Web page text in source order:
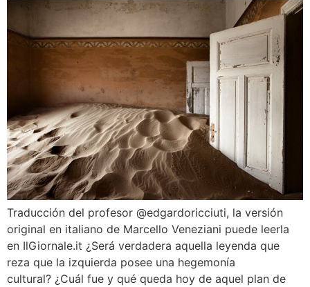
Traducción del profesor @edgardoricciuti, la versión
original en italiano de Marcello Veneziani puede leerla
en IlGiornale.it ¿Será verdadera aquella leyenda que
reza que la izquierda posee una hegemonía
cultural? ¿Cuál fue y qué queda hoy de aquel plan de